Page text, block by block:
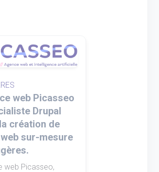
web Picasseo
Drupal
création de
sur-mesure
web Picasseo,